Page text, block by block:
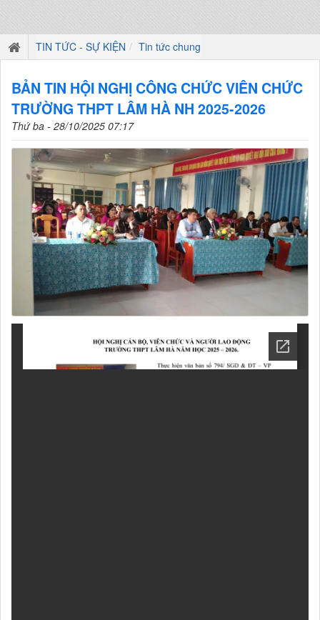
TIN TỨC - SỰ KIỆN Tin tức chung
BẢN TIN HỘI NGHỊ CÔNG CHỨC VIÊN CHỨC
TRƯỜNG THPT LÂM HÀ NH 2025-2026
Thứ ba - 28/10/2025 07:17